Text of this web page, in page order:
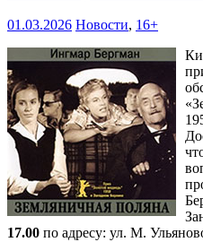
01.03.2026 Новости, 16+
17.00 по адресу: ул. М.